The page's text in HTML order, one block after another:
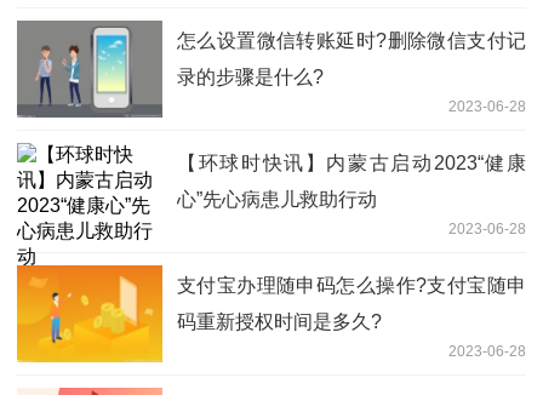
怎么设置微信转账延时?删除微信支付记
录的步骤是什么?
2023-06-28
【环球时快讯】内蒙古启动2023“健康
心”先心病患儿救助行动
2023-06-28
支付宝办理随申码怎么操作?支付宝随申
码重新授权时间是多久?
2023-06-28